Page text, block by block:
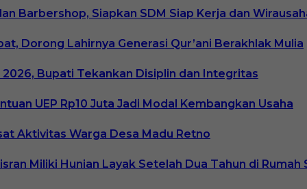
Barbershop, Siapkan SDM Siap Kerja dan
Dorong Lahirnya Generasi Qur’ani Berakhlak Mulia
Bupati Tekankan Disiplin dan Integritas
UEP Rp10 Juta Jadi Modal Kembangkan Usaha
Aktivitas Warga Desa Madu Retno
Miliki Hunian Layak Setelah Dua Tahun di Rumah